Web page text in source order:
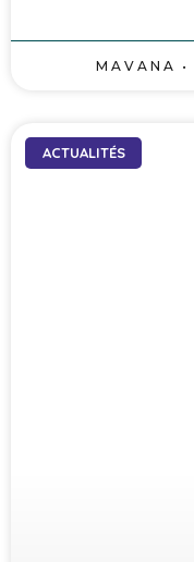
M A V A N A
ACTUALITÉS